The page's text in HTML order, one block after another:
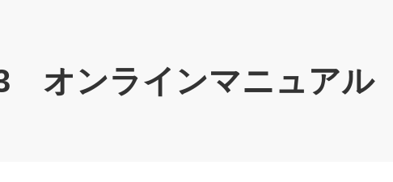
オンラインマニュアル